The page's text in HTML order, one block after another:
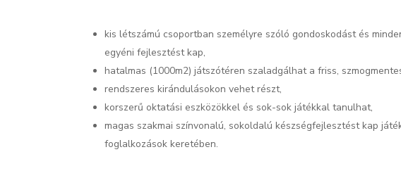
kis létszámú csoportban személyre szóló gondoskodást és
egyéni fejlesztést kap,
hatalmas (1000m2) játszótéren szaladgálhat a friss,
rendszeres kirándulásokon vehet részt,
korszerű oktatási eszközökkel és sok-sok játékkal tanulhat,
magas szakmai színvonalú, sokoldalú készségfejlesztést kap
foglalkozások keretében.